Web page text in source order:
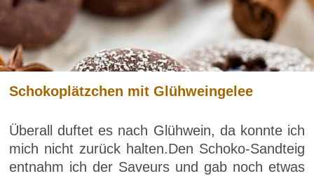
Schokoplätzchen mit Glühweingelee
Überall duftet es nach Glühwein, da konnte ich
mich nicht zurück halten.Den Schoko-Sandteig
entnahm ich der Saveurs und gab noch etwas